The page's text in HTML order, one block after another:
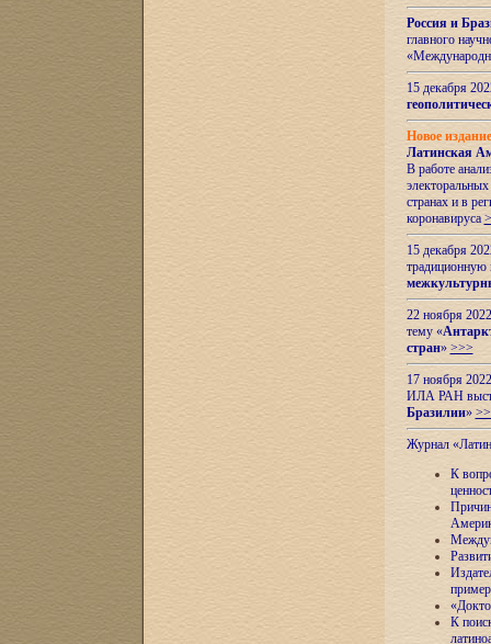
Россия и
главного
15 декабря
Новое
Латинская
В работе
странах и в
коронавируса
15 декабря
22 ноября
тему «
стран» >>>
17 ноября
ИЛА РАН
Бразилии»
Журнал
К
К